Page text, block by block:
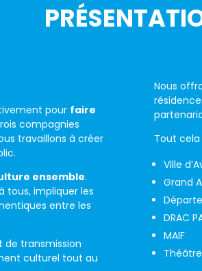
pour faire
compagnies
travaillons à créer
ensemble.
tous, impliquer les
entre les
de transmission
culturel tout au
Nous
Tout cela
Ville
Grand
DRAC
MAIF